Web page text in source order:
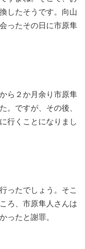
したそうです。向山
ったその日に市原隼
ら２か月余り市原隼
。ですが、その後、
行くことになりまし
ったでしょう。そこ
ろ、市原隼人さんは
ったと謝罪。